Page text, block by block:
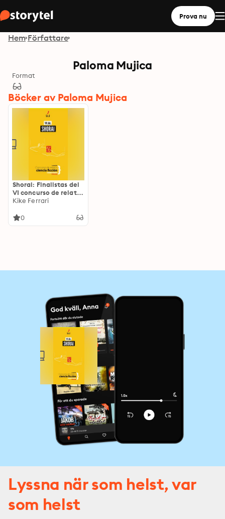
Prova nu
Hem Författare
Paloma Mujica
Format
Böcker av Paloma Mujica
Shorai: Finalistas del
VI concurso de relatos
Homocrisis 2020
Kike Ferrari
0
Lyssna när som helst, var
som helst